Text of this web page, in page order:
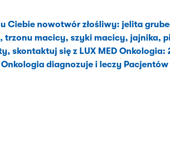
Ciebie nowotwór złośliwy: jelita
macicy, szyki macicy, jajnika,
skontaktuj się z LUX MED
diagnozuje i leczy